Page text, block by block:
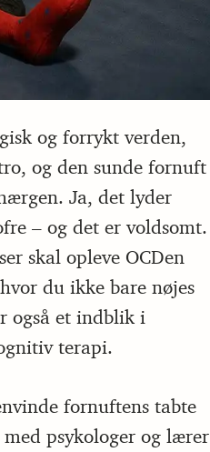
og forrykt verden,
og den sunde fornuft
Ja, det lyder
– og det er voldsomt.
skal opleve OCDen
du ikke bare nøjes
også et indblik i
terapi.
fornuftens tabte
psykologer og lærer